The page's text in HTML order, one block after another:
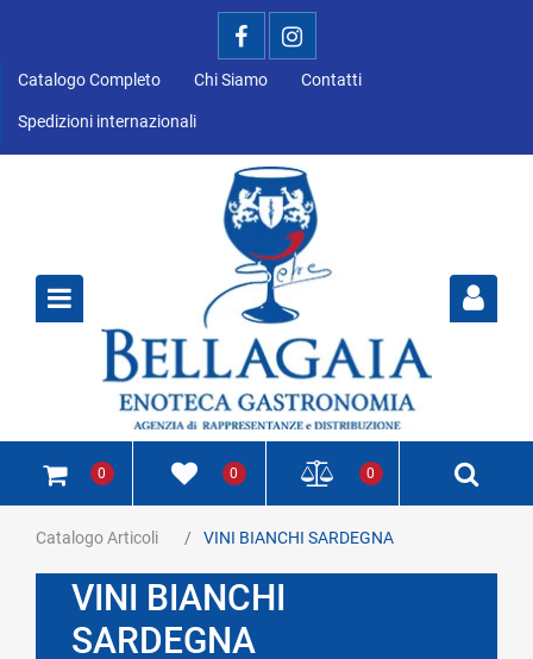
Catalogo Completo Chi Siamo Contatti
Spedizioni internazionali
0 0 0
Catalogo Articoli VINI BIANCHI SARDEGNA
VINI BIANCHI
SARDEGNA